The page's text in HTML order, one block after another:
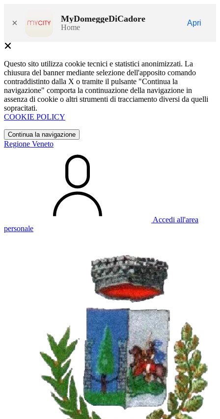
× MyDomeggeDiCadore
Home
Apri
Questo sito utilizza cookie tecnici e statistici anonimizzati. La
chiusura del banner mediante selezione dell'apposito comando
contraddistinto dalla X o tramite il pulsante "Continua la
navigazione" comporta la continuazione della navigazione in
assenza di cookie o altri strumenti di tracciamento diversi da quelli
sopracitati.
COOKIE POLICY
Continua la navigazione
Regione Veneto
Accedi all'area
personale